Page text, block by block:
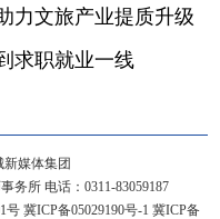
力文旅产业提质升级
求职就业一线
媒体集团
务所 电话：0311-83059187
号 冀ICP备05029190号-1 冀ICP备